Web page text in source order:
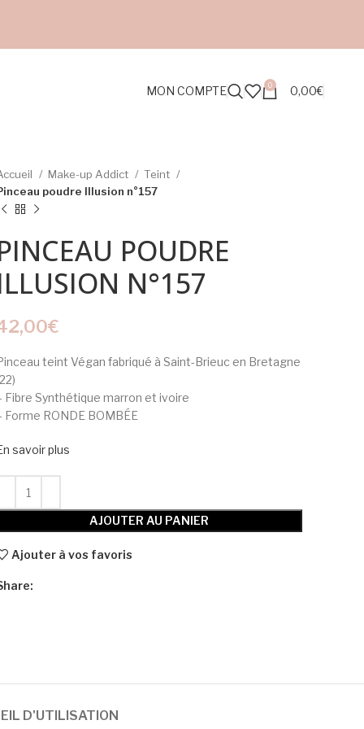
MON COMPTE 0 0,00€
Make-up Addict
Teint
poudre Illusion n°157
POUDRE
N°157
€
teint Végan fabriqué à Saint-Brieuc en Bretagne
Fibre Synthétique marron et ivoire
Forme RONDE BOMBÉE
savoir plus
AJOUTER AU PANIER
Ajouter à vos favoris
D'UTILISATION